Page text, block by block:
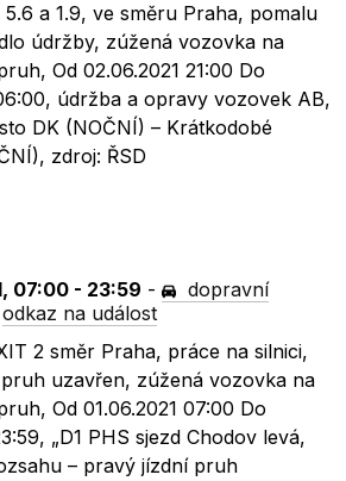
5.6 a 1.9, ve směru Praha, pomalu
údržby, zúžená vozovka na
Od 02.06.2021 21:00 Do
údržba a opravy vozovek AB,
DK (NOČNÍ) – Krátkodobé
zdroj: ŘSD
07:00 - 23:59 -
dopravní
odkaz na událost
2 směr Praha, práce na silnici,
uzavřen, zúžená vozovka na
Od 01.06.2021 07:00 Do
„D1 PHS sjezd Chodov levá,
– pravý jízdní pruh